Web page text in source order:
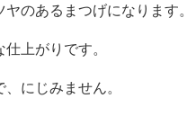
のあるまつげになります。
上がりです。
にじみません。